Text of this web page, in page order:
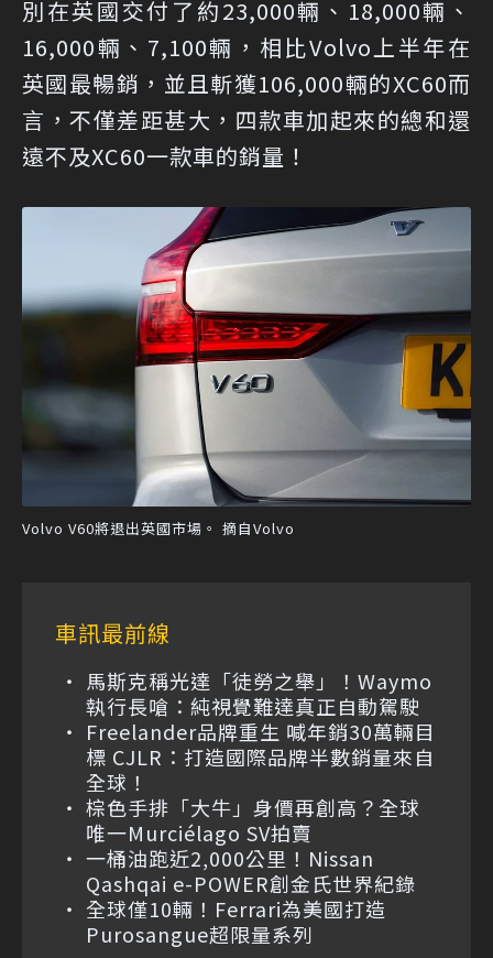
別在英國交付了約23,000輛、18,000輛、
16,000輛、7,100輛，相比Volvo上半年在
英國最暢銷，並且斬獲106,000輛的XC60而
言，不僅差距甚大，四款車加起來的總和還
遠不及XC60一款車的銷量！
Volvo V60將退出英國市場。 摘自Volvo
車訊最前線
馬斯克稱光達「徒勞之舉」！Waymo
執行長嗆：純視覺難達真正自動駕駛
Freelander品牌重生 喊年銷30萬輛目
標 CJLR：打造國際品牌半數銷量來自
全球！
棕色手排「大牛」身價再創高？全球
唯一Murciélago SV拍賣
一桶油跑近2,000公里！Nissan
Qashqai e-POWER創金氏世界紀錄
全球僅10輛！Ferrari為美國打造
Purosangue超限量系列